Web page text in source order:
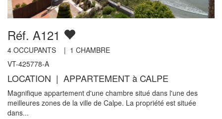
Réf. A121
4 OCCUPANTS | 1 CHAMBRE
VT-425778-A
LOCATION | APPARTEMENT à CALPE
Magnifique appartement d'une chambre situé dans l'une des
meilleures zones de la ville de Calpe. La propriété est située
dans...